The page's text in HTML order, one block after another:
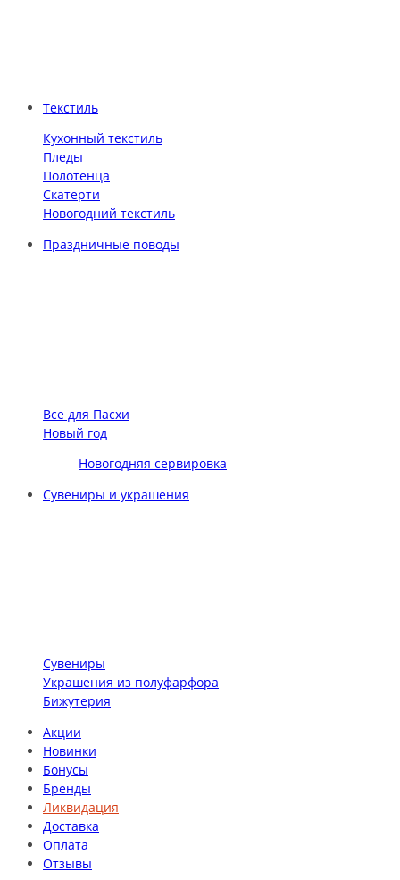
Текстиль
Кухонный текстиль
Пледы
Полотенца
Скатерти
Новогодний текстиль
Праздничные поводы
Все для Пасхи
Новый год
Новогодняя сервировка
Сувениры и украшения
Сувениры
Украшения из полуфарфора
Бижутерия
Акции
Новинки
Бонусы
Бренды
Ликвидация
Доставка
Оплата
Отзывы